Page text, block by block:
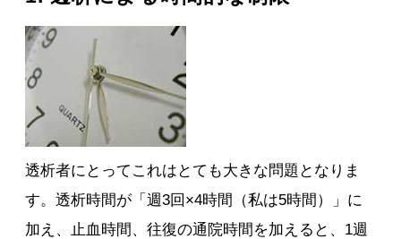
透析者にとってこれはとても大きな問題となりま
す。透析時間が「週3回×4時間（私は5時間）」に
加え、止血時間、往復の通院時間を加えると、1週